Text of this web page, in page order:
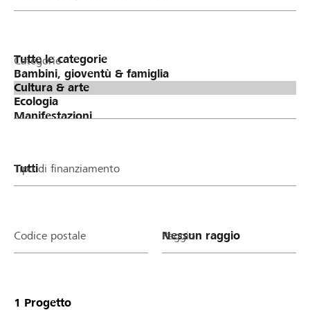
Categorie
Tipo di finanziamento
Codice postale Raggio
1 Progetto